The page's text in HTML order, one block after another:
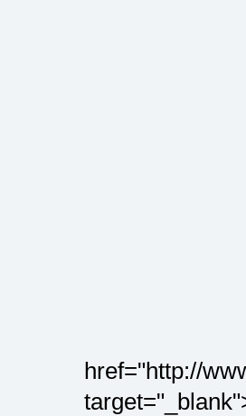
href="http://